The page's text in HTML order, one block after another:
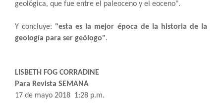
geológica, que fue entre el paleoceno y el eoceno".
Y concluye: "esta es la mejor época de la historia de la
geología para ser geólogo".
LISBETH FOG CORRADINE
Para Revista SEMANA
17 de mayo 2018 1:28 p.m.